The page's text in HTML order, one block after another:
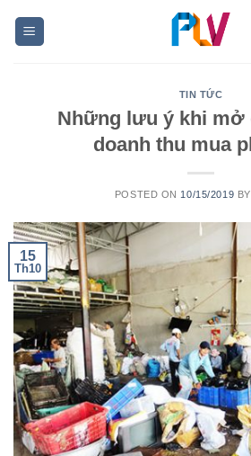
TIN TỨC
Những lưu ý khi mở
doanh thu mua
POSTED ON 10/15/2019
15
Th10